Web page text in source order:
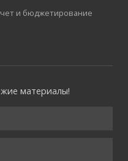
и бюджетирование
материалы!